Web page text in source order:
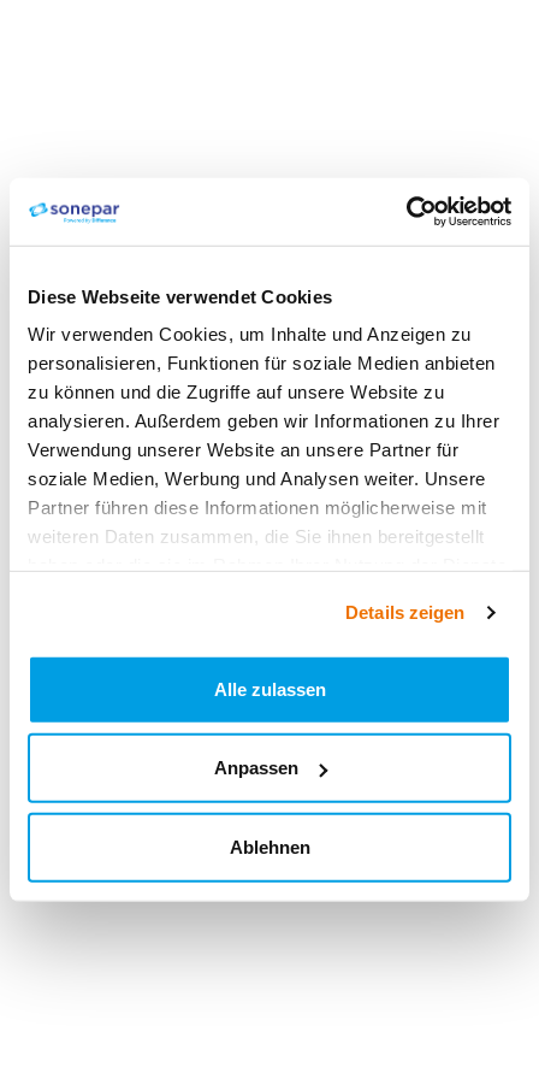
Diese Webseite verwendet Cookies
Wir verwenden Cookies, um Inhalte und Anzeigen zu
personalisieren, Funktionen für soziale Medien anbieten
zu können und die Zugriffe auf unsere Website zu
analysieren. Außerdem geben wir Informationen zu Ihrer
Verwendung unserer Website an unsere Partner für
soziale Medien, Werbung und Analysen weiter. Unsere
Partner führen diese Informationen möglicherweise mit
weiteren Daten zusammen, die Sie ihnen bereitgestellt
Details zeigen
Alle zulassen
Anpassen
Ablehnen